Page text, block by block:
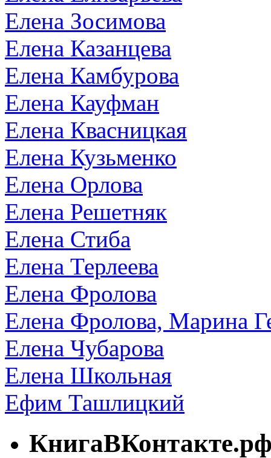
Елена Зосимова
Елена Казанцева
Елена Камбурова
Елена Кауфман
Елена Квасницкая
Елена Кузьменко
Елена Орлова
Елена Решетняк
Елена Стиба
Елена Терлеева
Елена Фролова
Елена Фролова, Марина
Елена Чубарова
Елена Школьная
Ефим Ташлицкий